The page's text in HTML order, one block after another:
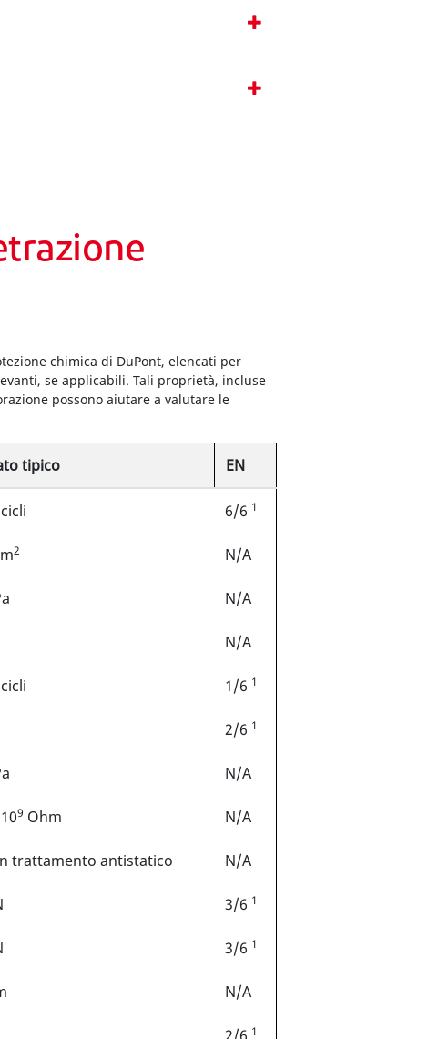
chimica di DuPont, elencati per
se applicabili. Tali proprietà, incluse
possono aiutare a valutare le
tipico EN
6/6 1
2 N/A
N/A
N/A
1/6 1
2/6 1
N/A
9 Ohm N/A
trattamento antistatico N/A
3/6 1
3/6 1
N/A
1